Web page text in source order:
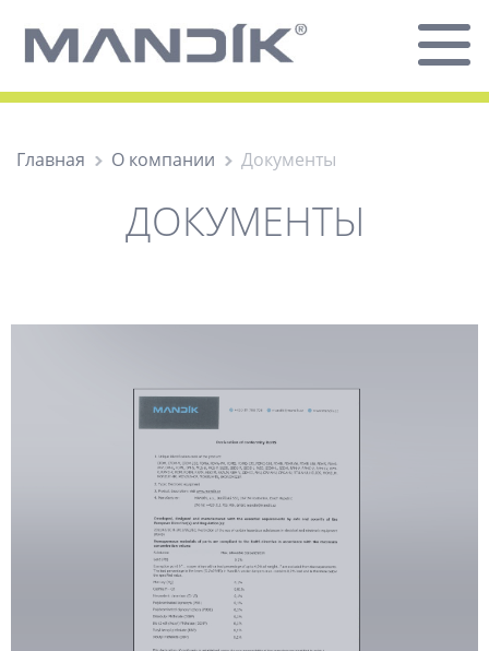
Главная О компании Документы
ДОКУМЕНТЫ